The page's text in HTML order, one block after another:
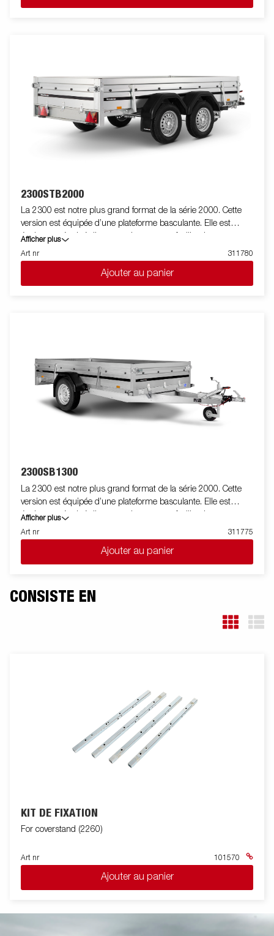
dotée de panneaux latéraux renforcés de 40 cm de haut pour
sécuriser le chargement et le transport des marchandises.
Comme toujours, Brenderup propose une large gamme
d’accessoires pour ses remorques. Les images sont fournies à
titre indicatif uniquement et peuvent illustrer des équipements
2300STB2000
La 2300 est notre plus grand format de la série 2000. Cette
version est équipée d’une plateforme basculante. Elle est
également équipé d'un amortisseur pour faciliter la
manipulation de la plateforme et freiner le basculement.. Le
panneau arrière renforcé facilite le chargement des motos, des
tondeuses à gazon ou des déchets de jardin. La remorque est
dotée de panneaux latéraux renforcés de 40 cm de haut pour
Comme toujours, Brenderup propose une large gamme
d’accessoires pour ses remorques. Les images sont fournies à
titre indicatif uniquement et peuvent illustrer des équipements
optionnels.
Afficher plus
Art nr
311780
Ajouter au panier
2300SB1300
La 2300 est notre plus grand format de la série 2000. Cette
version est équipée d’une plateforme basculante. Elle est
également équipé d'un amortisseur pour faciliter la
manipulation de la plateforme et freiner le basculement.. Le
panneau arrière renforcé facilite le chargement des motos, des
tondeuses à gazon ou des déchets de jardin. La remorque est
dotée de panneaux latéraux renforcés de 40 cm de haut pour
charger et possède des panneaux avant et arrière ouvrants
pour le chargement de marchandises plus longues. Toutes les
versions sont équipées d'anneaux d'arrimage intérieurs pour
sécuriser le chargement et le transport des marchandises.
Afficher plus
Art nr
311775
Ajouter au panier
CONSISTE EN
KIT DE FIXATION
For coverstand (2260)
Art nr 101570
Ajouter au panier